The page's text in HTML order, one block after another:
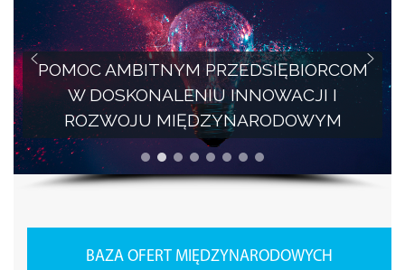
POMOC AMBITNYM PRZEDSIĘBIORCOM
W DOSKONALENIU INNOWACJI I
ROZWOJU MIĘDZYNARODOWYM
BAZA OFERT MIĘDZYNARODOWYCH